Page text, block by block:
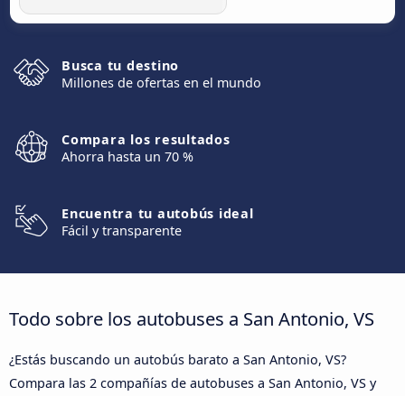
Busca tu destino
Millones de ofertas en el mundo
Compara los resultados
Ahorra hasta un 70 %
Encuentra tu autobús ideal
Fácil y transparente
Todo sobre los autobuses a San Antonio, VS
¿Estás buscando un autobús barato a San Antonio, VS?
Compara las 2 compañías de autobuses a San Antonio, VS y